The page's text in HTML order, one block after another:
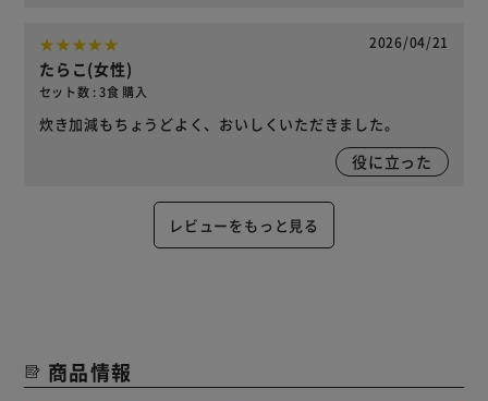
2026/04/21
たらこ(女性)
セット数 : 3食 購入
炊き加減もちょうどよく、おいしくいただきました。
役に立った
レビューをもっと見る
商品情報